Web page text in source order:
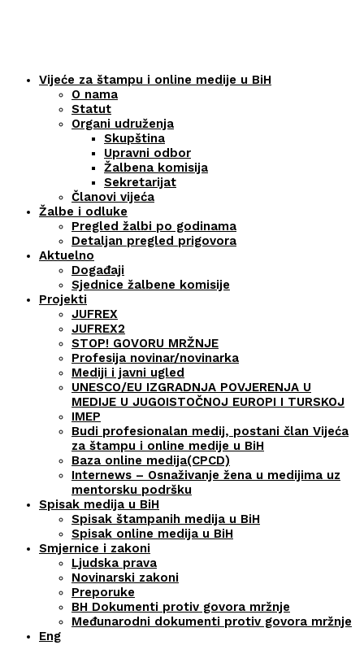
Vijeće za štampu i online medije u BiH
O nama
Statut
Organi udruženja
Skupština
Upravni odbor
Žalbena komisija
Sekretarijat
Članovi vijeća
Žalbe i odluke
Pregled žalbi po godinama
Detaljan pregled prigovora
Aktuelno
Događaji
Sjednice žalbene komisije
Projekti
JUFREX
JUFREX2
STOP! GOVORU MRŽNJE
Profesija novinar/novinarka
Mediji i javni ugled
UNESCO/EU IZGRADNJA POVJERENJA U
MEDIJE U JUGOISTOČNOJ EUROPI I TURSKOJ
IMEP
Budi profesionalan medij, postani član Vijeća
za štampu i online medije u BiH
Baza online medija(CPCD)
Internews – Osnaživanje žena u medijima uz
mentorsku podršku
Spisak medija u BiH
Spisak štampanih medija u BiH
Spisak online medija u BiH
Smjernice i zakoni
Ljudska prava
Novinarski zakoni
Preporuke
BH Dokumenti protiv govora mržnje
Međunarodni dokumenti protiv govora mržnje
Eng